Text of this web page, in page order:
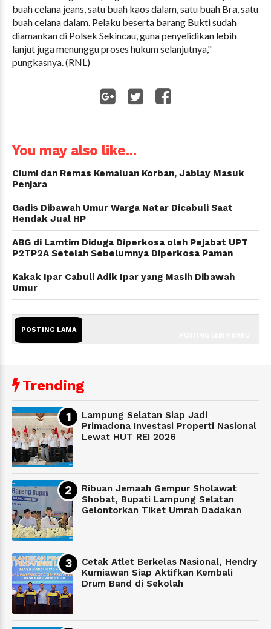
buah celana jeans, satu buah kaos dalam, satu buah Bra, satu
buah celana dalam. Pelaku beserta barang Bukti sudah
diamankan di Polsek Sekincau, guna penyelidikan lebih
lanjut juga menunggu proses hukum selanjutnya,"
pungkasnya. (RNL)
You may also like...
Ciumi dan Remas Kemaluan Korban, Jablay Masuk
Penjara
Gadis Dibawah Umur Warga Natar Dicabuli Saat
Hendak Jual HP
ABG di Lamtim Diduga Diperkosa oleh Pejabat UPT
P2TP2A Setelah Sebelumnya Diperkosa Paman
Kakak Ipar Cabuli Adik Ipar yang Masih Dibawah
Umur
POSTING LAMA
Trending
Lampung Selatan Siap Jadi
Primadona Investasi Properti Nasional
Lewat HUT REI 2026
Ribuan Jemaah Gempur Sholawat
Shobat, Bupati Lampung Selatan
Gelontorkan Tiket Umrah Dadakan
Cetak Atlet Berkelas Nasional, Hendry
Kurniawan Siap Aktifkan Kembali
Drum Band di Sekolah